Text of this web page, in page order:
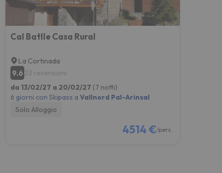
Cal Batlle Casa Rural
La Cortinada
9.6 23 recensioni
da 13/02/27 a 20/02/27 (7 notti)
6 giorni con Skipass a Vallnord Pal-Arinsal
Solo Alloggio
4514 €/pers.